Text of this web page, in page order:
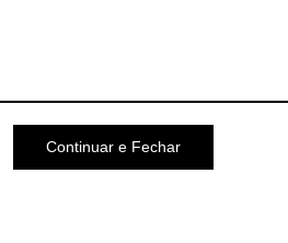
Continuar e Fechar